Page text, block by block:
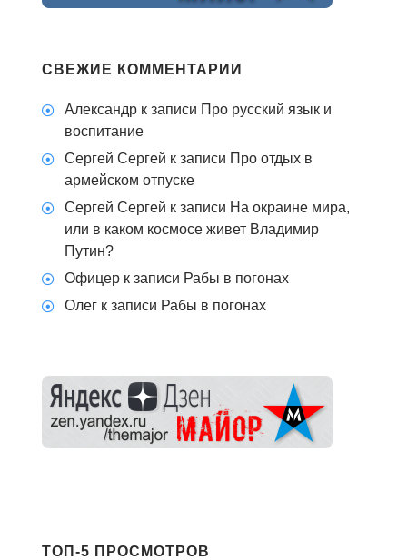
СВЕЖИЕ КОММЕНТАРИИ
Александр к записи Про русский язык и
воспитание
Сергей Сергей к записи Про отдых в
армейском отпуске
Сергей Сергей к записи На окраине мира,
или в каком космосе живет Владимир
Путин?
Офицер к записи Рабы в погонах
Олег к записи Рабы в погонах
ТОП-5 ПРОСМОТРОВ